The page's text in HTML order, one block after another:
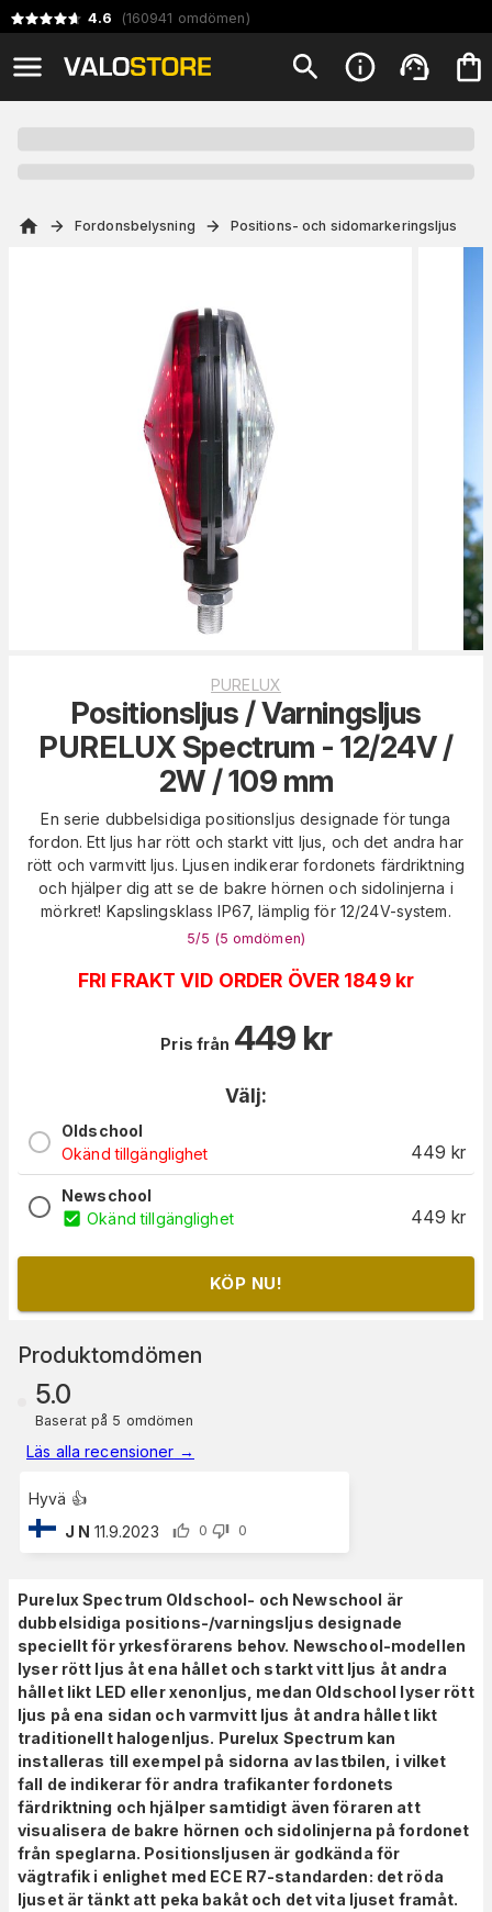
4.6 (160941 omdömen)
Fordonsbelysning Positions- och sidomarkeringsljus
PURELUX
Positionsljus / Varningsljus
PURELUX Spectrum - 12/24V /
2W / 109 mm
En serie dubbelsidiga positionsljus designade för tunga
fordon. Ett ljus har rött och starkt vitt ljus, och det andra har
rött och varmvitt ljus. Ljusen indikerar fordonets färdriktning
och hjälper dig att se de bakre hörnen och sidolinjerna i
mörkret! Kapslingsklass IP67, lämplig för 12/24V-system.
5/5 (5 omdömen)
FRI FRAKT VID ORDER ÖVER 1849 kr
Pris från 449 kr
Välj:
Oldschool
Okänd tillgänglighet
449 kr
Newschool
Okänd tillgänglighet
449 kr
KÖP NU!
Produktomdömen
5.0
Baserat på 5 omdömen
Läs alla recensioner →
Hyvä 👍
J N 11.9.2023 0 0
Purelux Spectrum Oldschool- och Newschool är
dubbelsidiga positions-/varningsljus designade
speciellt för yrkesförarens behov. Newschool-modellen
lyser rött ljus åt ena hållet och starkt vitt ljus åt andra
hållet likt LED eller xenonljus, medan Oldschool lyser rött
ljus på ena sidan och varmvitt ljus åt andra hållet likt
traditionellt halogenljus. Purelux Spectrum kan
installeras till exempel på sidorna av lastbilen, i vilket
fall de indikerar för andra trafikanter fordonets
färdriktning och hjälper samtidigt även föraren att
visualisera de bakre hörnen och sidolinjerna på fordonet
från speglarna. Positionsljusen är godkända för
vägtrafik i enlighet med ECE R7-standarden: det röda
ljuset är tänkt att peka bakåt och det vita ljuset framåt.